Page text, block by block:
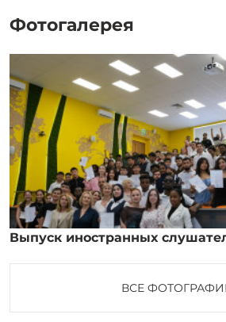
Фотогалерея
Выпуск иностранных
ВСЕ